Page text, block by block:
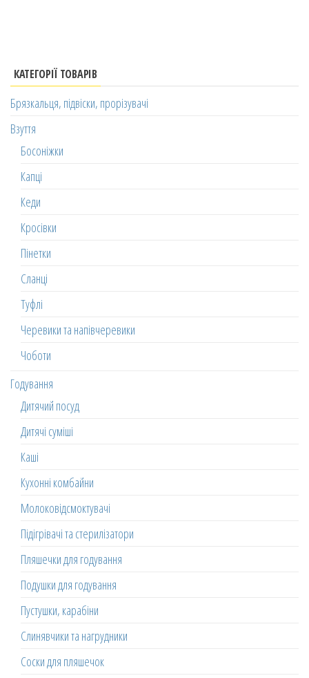
КАТЕГОРІЇ ТОВАРІВ
Брязкальця, підвіски, прорізувачі
Взуття
Босоніжки
Капці
Кеди
Кросівки
Пінетки
Сланці
Туфлі
Черевики та напівчеревики
Чоботи
Годування
Дитячий посуд
Дитячі суміші
Каші
Кухонні комбайни
Молоковідсмоктувачі
Підігрівачі та стерилізатори
Пляшечки для годування
Подушки для годування
Пустушки, карабіни
Слинявчики та нагрудники
Соски для пляшечок